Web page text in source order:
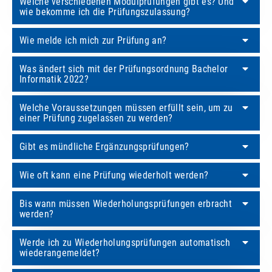
wie bekomme ich die Prüfungszulassung?
Wie melde ich mich zur Prüfung an?
Was ändert sich mit der Prüfungsordnung Bachelor
Informatik 2022?
Welche Voraussetzungen müssen erfüllt sein, um zu
einer Prüfung zugelassen zu werden?
Gibt es mündliche Ergänzungsprüfungen?
Wie oft kann eine Prüfung wiederholt werden?
Bis wann müssen Wiederholungsprüfungen erbracht
werden?
Werde ich zu Wiederholungsprüfungen automatisch
wiederangemeldet?